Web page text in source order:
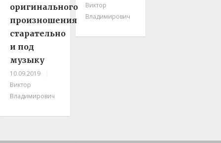
оригинального
произношения
старательно
и под
музыку
10.09.2019
Виктор
Владимирович
Виктор
Владимирович